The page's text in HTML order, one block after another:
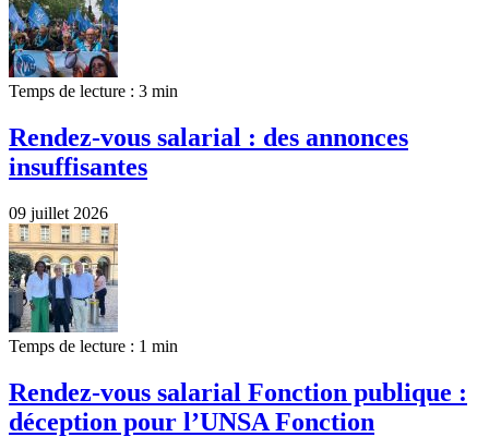
Temps de lecture : 3 min
Rendez-vous salarial : des annonces
insuffisantes
09 juillet 2026
Temps de lecture : 1 min
Rendez-vous salarial Fonction publique :
déception pour l’UNSA Fonction